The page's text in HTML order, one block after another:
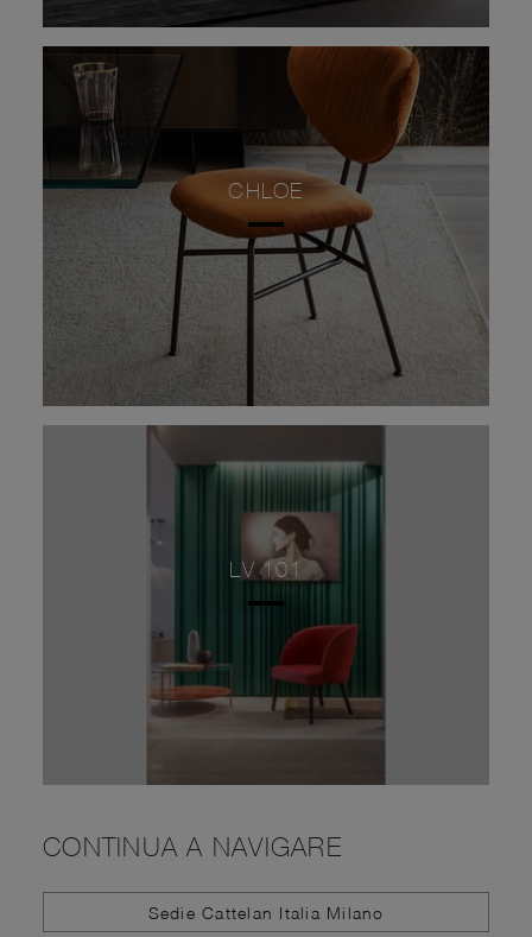
CHLOE
LV 101
CONTINUA A NAVIGARE
Sedie Cattelan Italia Milano